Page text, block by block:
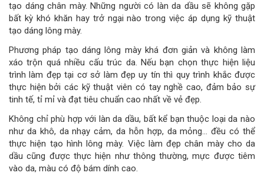
tạo dáng chân mày. Những người có làn da dầu sẽ không gặp
bất kỳ khó khăn hay trở ngại nào trong việc áp dụng kỹ thuật
tạo dáng lông mày.
Phương pháp tạo dáng lông mày khá đơn giản và không làm
xáo trộn quá nhiều cấu trúc da. Nếu bạn chọn thực hiện liệu
trình làm đẹp tại cơ sở làm đẹp uy tín thì quy trình khắc được
thực hiện bởi các kỹ thuật viên có tay nghề cao, đảm bảo sự
tinh tế, tỉ mỉ và đạt tiêu chuẩn cao nhất về vẻ đẹp.
Không chỉ phù hợp với làn da dầu, bất kể bạn thuộc loại da nào
như da khô, da nhạy cảm, da hỗn hợp, da mỏng… đều có thể
thực hiện tạo hình lông mày. Việc làm đẹp chân mày cho da
dầu cũng được thực hiện như thông thường, mực được tiêm
vào da, màu có độ bám dính cao.